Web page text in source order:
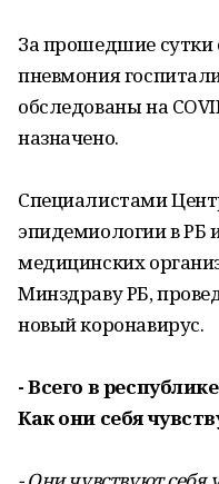
За прошедшие сутки
пневмония
обследованы на
назначено.
Специалистами
эпидемиологии в РБ
медицинских
Минздраву РБ,
новый коронавирус.
- Всего в
Как они себя